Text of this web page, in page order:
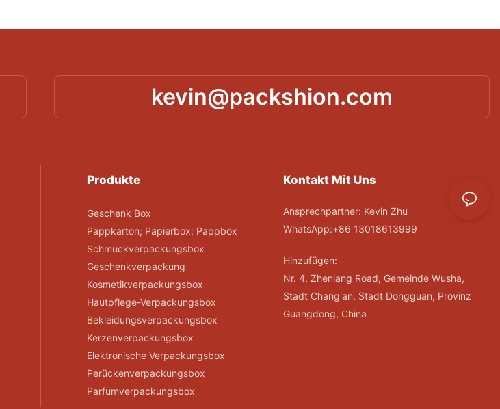
kevin@packshion.com
Produkte
Geschenk Box
Pappkarton; Papierbox; Pappbox
Schmuckverpackungsbox
Geschenkverpackung
Kosmetikverpackungsbox
Hautpflege-Verpackungsbox
Bekleidungsverpackungsbox
Kerzenverpackungsbox
Elektronische Verpackungsbox
Perückenverpackungsbox
Parfümverpackungsbox
Kontakt Mit Uns
Ansprechpartner: Kevin Zhu
WhatsApp:+86 13018613999
Hinzufügen:
Nr. 4, Zhenlang Road, Gemeinde Wusha,
Stadt Chang'an, Stadt Dongguan, Provinz
Guangdong, China